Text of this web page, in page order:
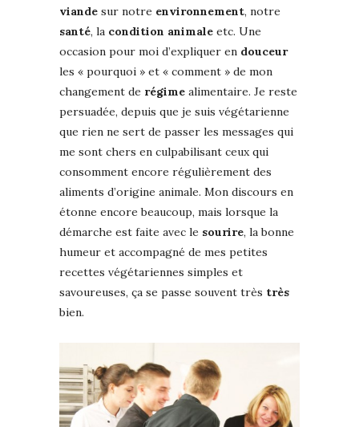
viande sur notre environnement, notre
santé, la condition animale etc. Une
occasion pour moi d’expliquer en douceur
les « pourquoi » et « comment » de mon
changement de régime alimentaire. Je reste
persuadée, depuis que je suis végétarienne
que rien ne sert de passer les messages qui
me sont chers en culpabilisant ceux qui
consomment encore régulièrement des
aliments d’origine animale. Mon discours en
étonne encore beaucoup, mais lorsque la
démarche est faite avec le sourire, la bonne
humeur et accompagné de mes petites
recettes végétariennes simples et
savoureuses, ça se passe souvent très très
bien.